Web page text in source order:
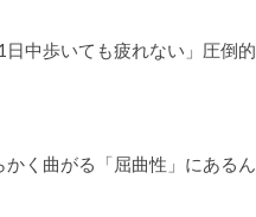
中歩いても疲れない」圧倒的
く曲がる「屈曲性」にあるん